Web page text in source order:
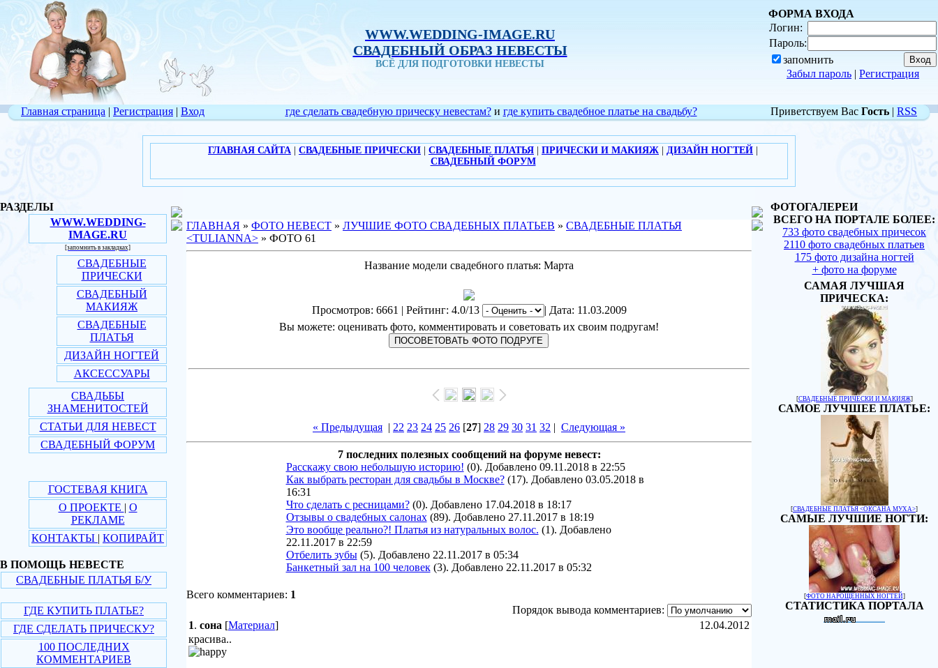
WWW.WEDDING-IMAGE.RU
СВАДЕБНЫЙ ОБРАЗ НЕВЕСТЫ
ВСЁ ДЛЯ ПОДГОТОВКИ НЕВЕСТЫ
ФОРМА ВХОДА
Логин:
Пароль:
запомнить
Забыл пароль | Регистрация
Главная страница | Регистрация | Вход где сделать свадебную прическу невестам?и где купить свадебное платье на свадьбу? Приветствуем Вас Гость | RSS
ГЛАВНАЯ САЙТА СВАДЕБНЫЕ ПРИЧЕСКИ СВАДЕБНЫЕ ПЛАТЬЯ ПРИЧЕСКИ И МАКИЯЖ ДИЗАЙН НОГТЕЙ
СВАДЕБНЫЙ ФОРУМ
РАЗДЕЛЫ
WWW.WEDDING-
IMAGE.RU
[запомнить в закладках]
СВАДЕБНЫЕ
ПРИЧЕСКИ
СВАДЕБНЫЙ
МАКИЯЖ
СВАДЕБНЫЕ
ПЛАТЬЯ
ДИЗАЙН НОГТЕЙ
АКСЕССУАРЫ
СВАДЬБЫ
ЗНАМЕНИТОСТЕЙ
СТАТЬИ ДЛЯ НЕВЕСТ
СВАДЕБНЫЙ ФОРУМ
ГОСТЕВАЯ КНИГА
О ПРОЕКТЕ | О
РЕКЛАМЕ
КОНТАКТЫ | КОПИРАЙТ
В ПОМОЩЬ НЕВЕСТЕ
СВАДЕБНЫЕ ПЛАТЬЯ Б/У
ГДЕ КУПИТЬ ПЛАТЬЕ?
ГДЕ СДЕЛАТЬ ПРИЧЕСКУ?
100 ПОСЛЕДНИХ
КОММЕНТАРИЕВ
ГЛАВНАЯ » ФОТО НЕВЕСТ » ЛУЧШИЕ ФОТО СВАДЕБНЫХ ПЛАТЬЕВ » СВАДЕБНЫЕ ПЛАТЬЯ
<TULIANNA> » ФОТО 61
Название модели свадебного платья: Марта
Просмотров: 6661 | Рейтинг: 4.0/13
| Дата: 11.03.2009
Вы можете: оценивать фото, комментировать и советовать их своим подругам!
« Предыдущая | 22 23 24 25 26 [27] 28 29 30 31 32 | Следующая »
7 последних полезных сообщений на форуме невест:
Расскажу свою небольшую историю! (0). Добавлено 09.11.2018 в 22:55
Как выбрать ресторан для свадьбы в Москве?(17). Добавлено 03.05.2018 в
16:31
Что сделать с ресницами?(0). Добавлено 17.04.2018 в 18:17
Отзывы о свадебных салонах(89). Добавлено 27.11.2017 в 18:19
Это вообще реально?! Платья из натуральных волос. (1). Добавлено
22.11.2017 в 22:59
Отбелить зубы(5). Добавлено 22.11.2017 в 05:34
Банкетный зал на 100 человек(3). Добавлено 22.11.2017 в 05:32
Всего комментариев: 1
Порядок вывода комментариев:
12.04.2012
1. сона [Материал]
красива..
ФОТОГАЛЕРЕИ
ВСЕГО НА ПОРТАЛЕ БОЛЕЕ:
733 фото свадебных причесок
2110 фото свадебных платьев
175 фото дизайна ногтей
+ фото на форуме
САМАЯ ЛУЧШАЯ
ПРИЧЕСКА:
[СВАДЕБНЫЕ ПРИЧЕСКИ И МАКИЯЖ]
САМОЕ ЛУЧШЕЕ ПЛАТЬЕ:
[СВАДЕБНЫЕ ПЛАТЬЯ <ОКСАНА МУХА>]
САМЫЕ ЛУЧШИЕ НОГТИ:
[ФОТО НАРОЩЕННЫХ НОГТЕЙ]
СТАТИСТИКА ПОРТАЛА